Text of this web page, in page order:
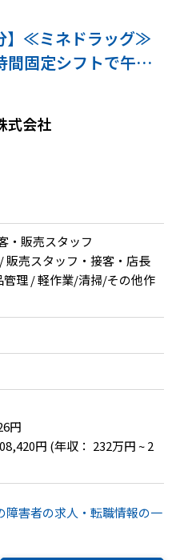
】≪ミネドラッグ≫
固定シフトで午後
体調管理・生活と
式会社
・販売スタッフ
販売スタッフ・接客・店長
理 / 軽作業/清掃/その他作
円
円 (年収： 232万円 ~ 2
障害者の求人・転職情報の一